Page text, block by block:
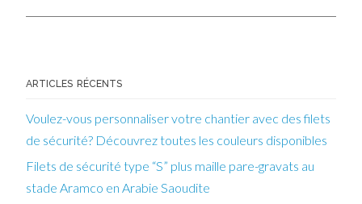
ARTICLES RÉCENTS
Voulez-vous personnaliser votre chantier avec des filets
de sécurité? Découvrez toutes les couleurs disponibles
Filets de sécurité type “S” plus maille pare-gravats au
stade Aramco en Arabie Saoudite